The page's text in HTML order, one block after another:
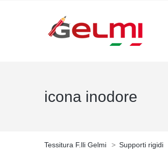
icona inodore
Tessitura F.lli Gelmi > Supporti rigidi